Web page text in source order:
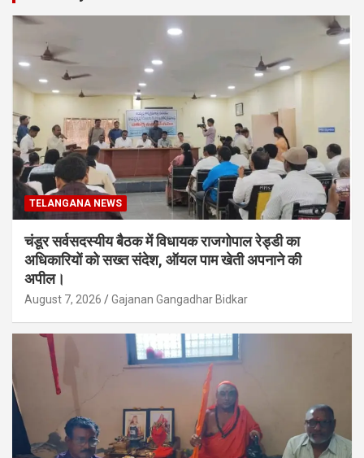
TELANGANA NEWS
चंडूर सर्वसदस्यीय बैठक में विधायक राजगोपाल रेड्डी का
अधिकारियों को सख्त संदेश, ऑयल पाम खेती अपनाने की
अपील।
August 7, 2026 Gajanan Gangadhar Bidkar